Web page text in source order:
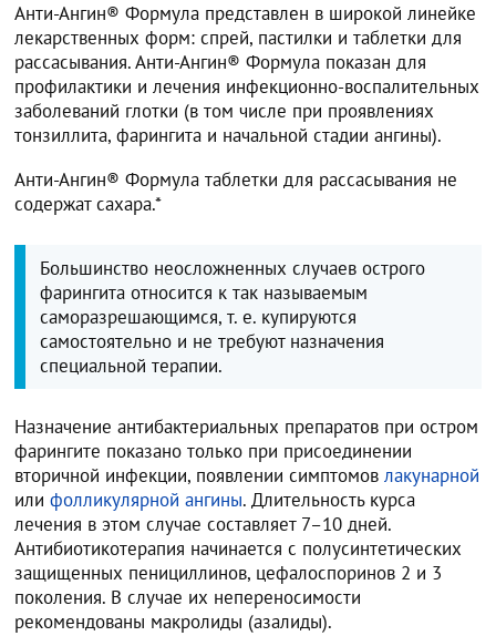
Анти-Ангин® Формула представлен в широкой линейке
лекарственных форм: спрей, пастилки и таблетки для
рассасывания. Анти-Ангин® Формула показан для
профилактики и лечения инфекционно-воспалительных
заболеваний глотки (в том числе при проявлениях
тонзиллита, фарингита и начальной стадии ангины).
Анти-Ангин® Формула таблетки для рассасывания не
содержат сахара.*
Большинство неосложненных случаев острого
фарингита относится к так называемым
саморазрешающимся, т. е. купируются
самостоятельно и не требуют назначения
специальной терапии.
Назначение антибактериальных препаратов при остром
фарингите показано только при присоединении
вторичной инфекции, появлении симптомовлакунарной
илифолликулярной ангины. Длительность курса
лечения в этом случае составляет 7–10 дней.
Антибиотикотерапия начинается с полусинтетических
защищенных пенициллинов, цефалоспоринов 2 и 3
поколения. В случае их непереносимости
рекомендованы макролиды (азалиды).